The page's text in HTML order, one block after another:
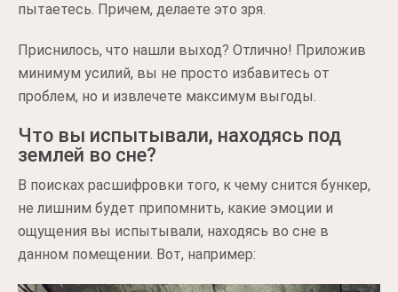
пытаетесь. Причем, делаете это зря.
Приснилось, что нашли выход? Отлично! Приложив
минимум усилий, вы не просто избавитесь от
проблем, но и извлечете максимум выгоды.
Что вы испытывали, находясь под
землей во сне?
В поисках расшифровки того, к чему снится бункер,
не лишним будет припомнить, какие эмоции и
ощущения вы испытывали, находясь во сне в
данном помещении. Вот, например: